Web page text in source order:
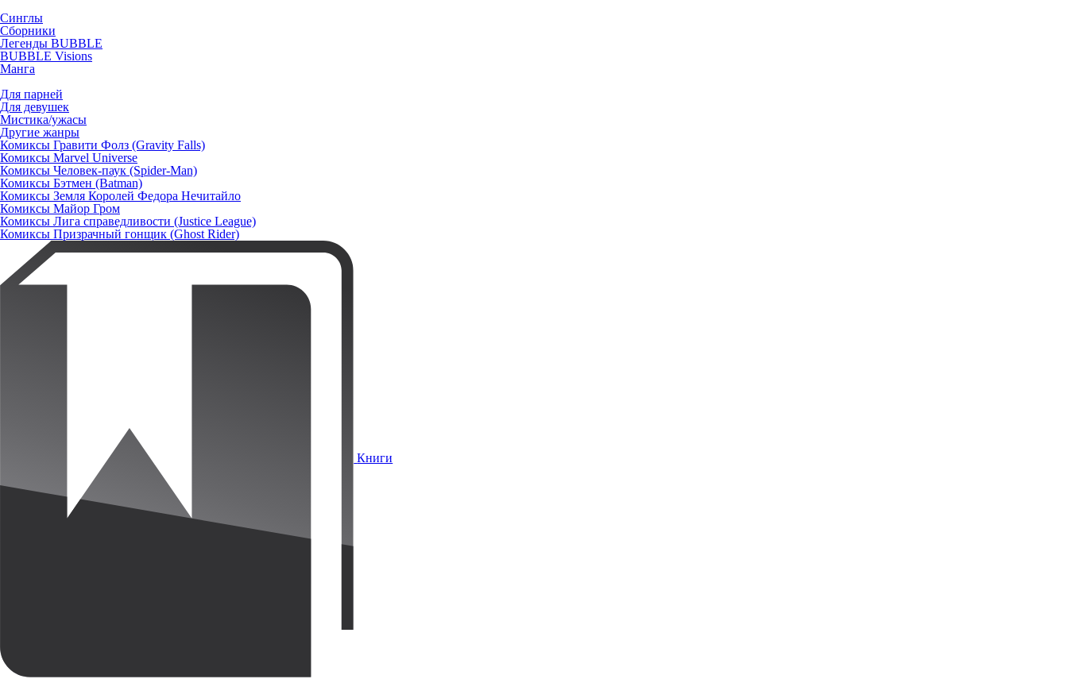
Синглы
Сборники
Легенды BUBBLE
BUBBLE Visions
Манга
Для парней
Для девушек
Мистика/ужасы
Другие жанры
Комиксы Гравити Фолз (Gravity Falls)
Комиксы Marvel Universe
Комиксы Человек-паук (Spider-Man)
Комиксы Бэтмен (Batman)
Комиксы Земля Королей Федора Нечитайло
Комиксы Майор Гром
Комиксы Лига справедливости (Justice League)
Комиксы Призрачный гонщик (Ghost Rider)
Книги